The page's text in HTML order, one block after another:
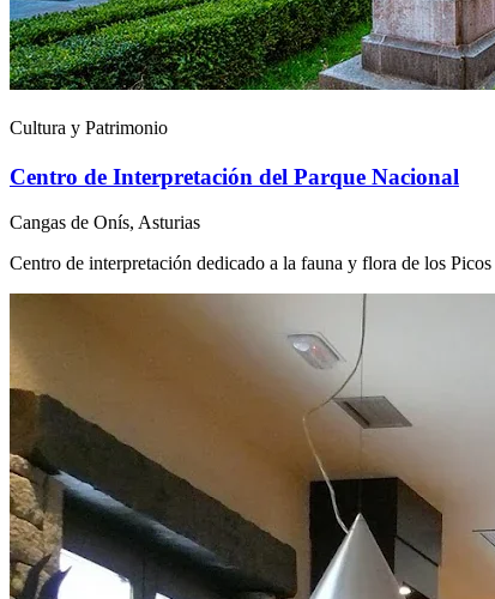
Cultura y Patrimonio
Centro de Interpretación del Parque Nacional
Cangas de Onís, Asturias
Centro de interpretación dedicado a la fauna y flora de los